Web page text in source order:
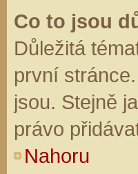
Co to jsou
Důležitá
první
jsou. Stejně
právo
Nahoru